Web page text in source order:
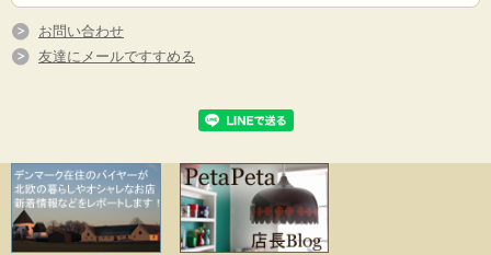
お問い合わせ
友達にメールですすめる